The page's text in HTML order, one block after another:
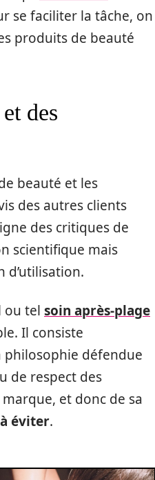
se faciliter la tâche, on
produits de beauté
des
beauté et les
des autres clients
des critiques de
scientifique mais
d’utilisation.
ou tel soin après-plage
Il consiste
philosophie défendue
de respect des
et donc de sa
éviter.